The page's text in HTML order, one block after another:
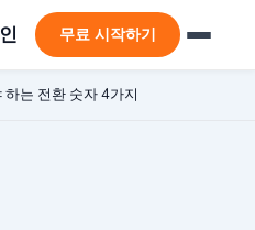
무료 시작하기
는 전환 숫자 4가지